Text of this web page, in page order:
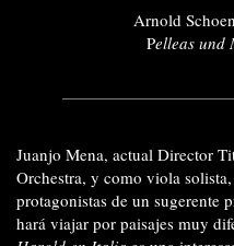
Arnold
Pelleas und
Juanjo Mena, actual Director
Orchestra, y como viola
protagonistas de un sugerente
hará viajar por paisajes muy